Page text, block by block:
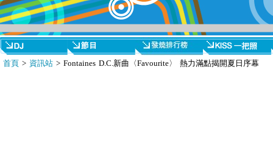
首頁 > 資訊站 > Fontaines D.C.新曲〈Favourite〉 熱力滿點揭開夏日序幕